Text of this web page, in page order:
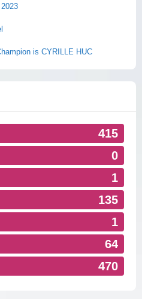
is CYRILLE HUC
415
0
1
135
1
64
470